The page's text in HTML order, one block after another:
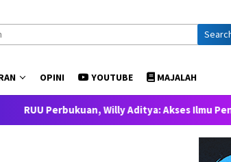
OPINI YOUTUBE MAJALAH
Willy Aditya: Akses Ilmu Pengetahuan